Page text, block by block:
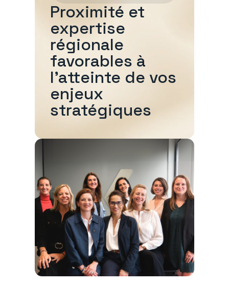
Proximité et
expertise
régionale
favorables à
l'atteinte de vos
enjeux
stratégiques